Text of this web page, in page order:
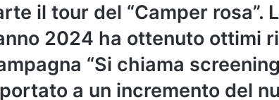
il tour del “Camper rosa”.
2024 ha ottenuto ottimi
“Si chiama
a un incremento del